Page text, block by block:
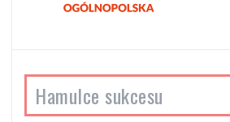
Hamulce sukcesu